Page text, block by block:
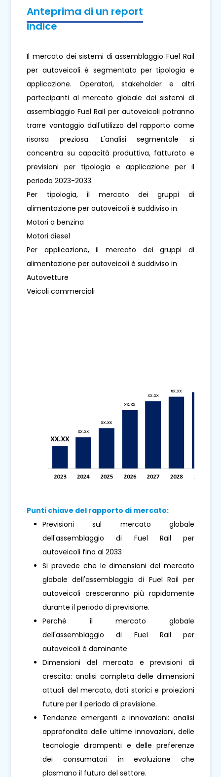
Anteprima di un report
indice
Il mercato dei sistemi di assemblaggio Fuel Rail
per autoveicoli è segmentato per tipologia e
applicazione. Operatori, stakeholder e altri
partecipanti al mercato globale dei sistemi di
assemblaggio Fuel Rail per autoveicoli potranno
trarre vantaggio dall'utilizzo del rapporto come
risorsa preziosa. L'analisi segmentale si
concentra su capacità produttiva, fatturato e
previsioni per tipologia e applicazione per il
periodo 2023-2033.
Per tipologia, il mercato dei gruppi di
alimentazione per autoveicoli è suddiviso in
Motori a benzina
Motori diesel
Per applicazione, il mercato dei gruppi di
alimentazione per autoveicoli è suddiviso in
Autovetture
Veicoli commerciali
Punti chiave del rapporto di mercato:
Previsioni sul mercato globale
dell'assemblaggio di Fuel Rail per
autoveicoli fino al 2033
Si prevede che le dimensioni del mercato
globale dell'assemblaggio di Fuel Rail per
autoveicoli cresceranno più rapidamente
durante il periodo di previsione.
Perché il mercato globale
dell'assemblaggio di Fuel Rail per
autoveicoli è dominante
Dimensioni del mercato e previsioni di
crescita: analisi completa delle dimensioni
attuali del mercato, dati storici e proiezioni
future per il periodo di previsione.
Tendenze emergenti e innovazioni: analisi
approfondita delle ultime innovazioni, delle
tecnologie dirompenti e delle preferenze
dei consumatori in evoluzione che
plasmano il futuro del settore.